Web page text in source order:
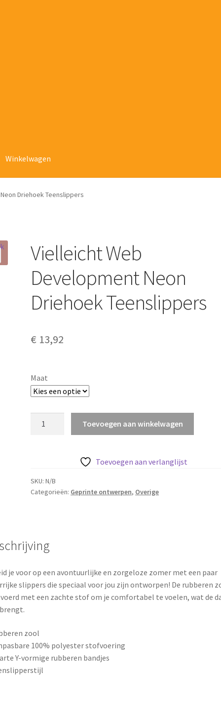
Winkelwagen
Driehoek Teenslippers
Vielleicht Web
Development Neon
Driehoek Teenslippers
€ 13,92
Maat
Teenslippers
aantal
Toevoegen aan winkelwagen
Toevoegen aan verlanglijst
SKU:N/B
Categorieën: Geprinte ontwerpen, Overige
je voor op een avontuurlijke en zorgeloze zomer met een paar
slippers die speciaal voor jou zijn ontworpen! De rubberen
met een zachte stof om je comfortabel te voelen, wat de
zool
100% polyester stofvoering
Y-vormige rubberen bandjes